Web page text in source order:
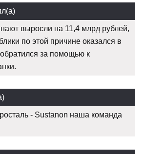
выросли на 11,4 млрд рублей,
по этой причине оказался в
за помощью к
- Sustanon наша команда